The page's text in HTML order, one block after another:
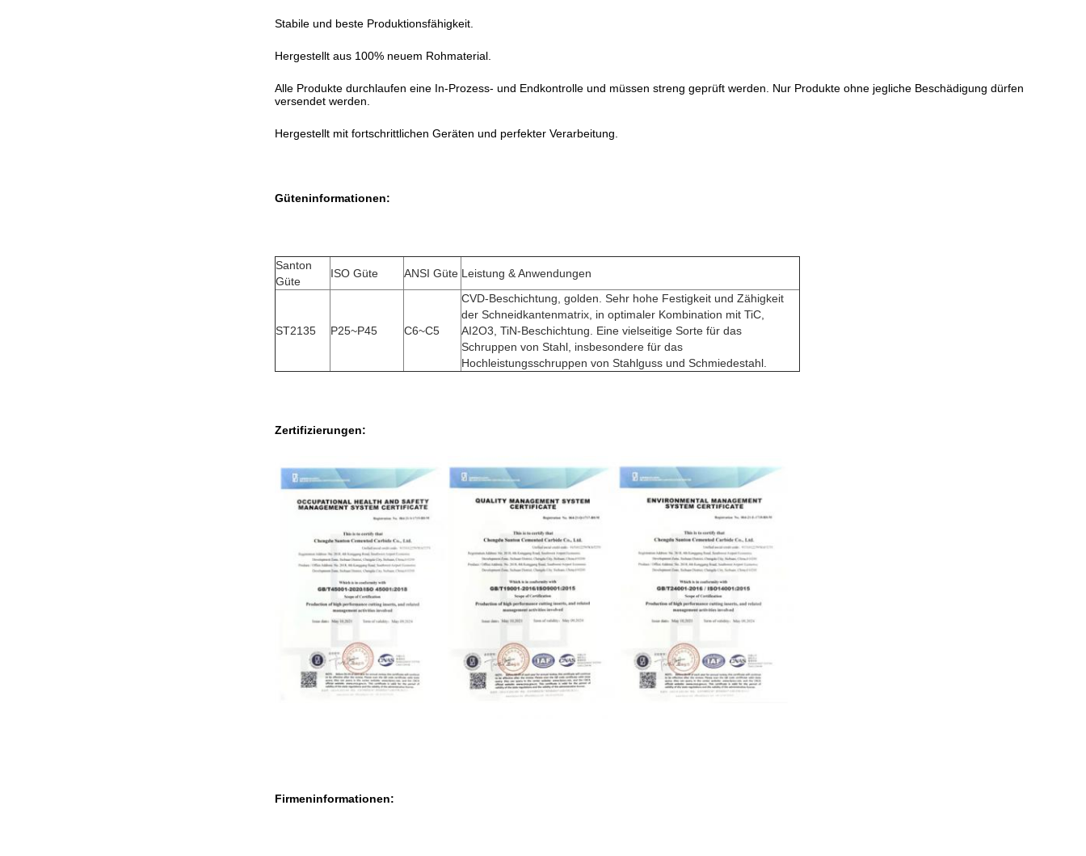
Stabile und beste Produktionsfähigkeit.
Hergestellt aus 100% neuem Rohmaterial.
Alle Produkte durchlaufen eine In-Prozess- und Endkontrolle und müssen streng geprüft werden. Nur Produkte ohne jegliche Beschädigung dürfen
versendet werden.
Hergestellt mit fortschrittlichen Geräten und perfekter Verarbeitung.
Güteninformationen:
Santon
Güte
ISO Güte ANSI Güte Leistung & Anwendungen
ST2135 P25~P45 C6~C5
CVD-Beschichtung, golden. Sehr hohe Festigkeit und Zähigkeit
der Schneidkantenmatrix, in optimaler Kombination mit TiC,
AI2O3, TiN-Beschichtung. Eine vielseitige Sorte für das
Schruppen von Stahl, insbesondere für das
Hochleistungsschruppen von Stahlguss und Schmiedestahl.
Zertifizierungen:
Firmeninformationen: